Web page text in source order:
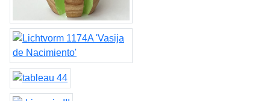
groeivormen Goudiwy 1, 2,
3 & 4
Lichtvorm 1174A 'Vasija de
Nacimiento'
tableau 44